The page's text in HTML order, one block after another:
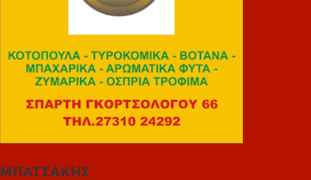
ΜΠΑΤΣΑΚΗΣ